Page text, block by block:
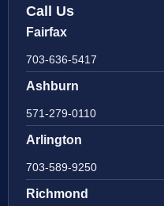
Call Us
Fairfax
703-636-5417
Ashburn
571-279-0110
Arlington
703-589-9250
Richmond